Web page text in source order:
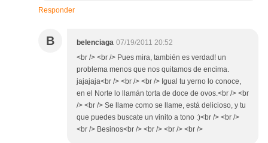
Responder
B belenciaga 07/19/2011 20:52
<br /> <br /> Pues mira, también es verdad! un
problema menos que nos quitamos de encima.
jajajaja<br /> <br /> <br /> Igual tu yerno lo conoce,
en el Norte lo llamán torta de doce de ovos.<br /> <br
/> <br /> Se llame como se llame, está delicioso, y tu
que puedes buscate un vinito a tono :)<br /> <br />
<br /> Besinos<br /> <br /> <br /> <br />